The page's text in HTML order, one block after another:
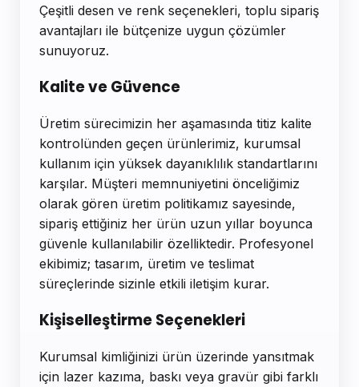
Çeşitli desen ve renk seçenekleri, toplu sipariş
avantajları ile bütçenize uygun çözümler
sunuyoruz.
Kalite ve Güvence
Üretim sürecimizin her aşamasında titiz kalite
kontrolünden geçen ürünlerimiz, kurumsal
kullanım için yüksek dayanıklılık standartlarını
karşılar. Müşteri memnuniyetini önceliğimiz
olarak gören üretim politikamız sayesinde,
sipariş ettiğiniz her ürün uzun yıllar boyunca
güvenle kullanılabilir özelliktedir. Profesyonel
ekibimiz; tasarım, üretim ve teslimat
süreçlerinde sizinle etkili iletişim kurar.
Kişiselleştirme Seçenekleri
Kurumsal kimliğinizi ürün üzerinde yansıtmak
için lazer kazıma, baskı veya gravür gibi farklı